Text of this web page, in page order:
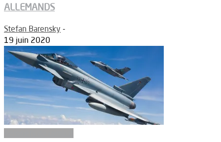
ALLEMANDS
Stefan Barensky -
19 juin 2020